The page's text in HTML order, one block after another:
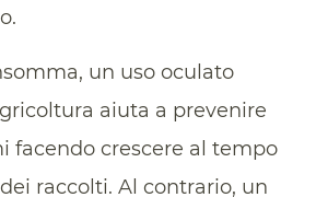
un uso oculato
aiuta a prevenire
facendo crescere al tempo
raccolti. Al contrario, un